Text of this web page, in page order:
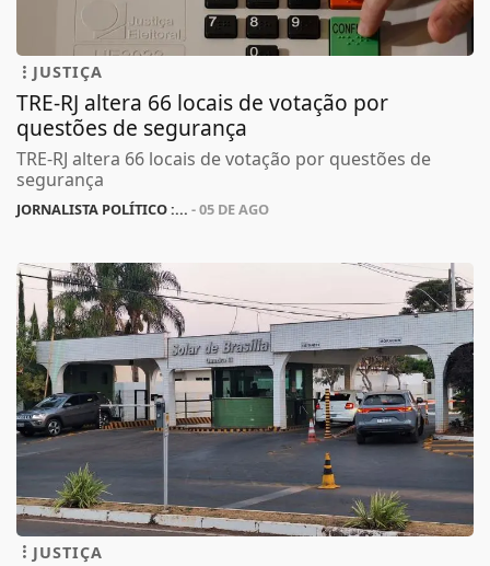
JUSTIÇA
TRE-RJ altera 66 locais de votação por
questões de segurança
TRE-RJ altera 66 locais de votação por questões de
segurança
JORNALISTA POLÍTICO :... - 05 DE AGO
JUSTIÇA